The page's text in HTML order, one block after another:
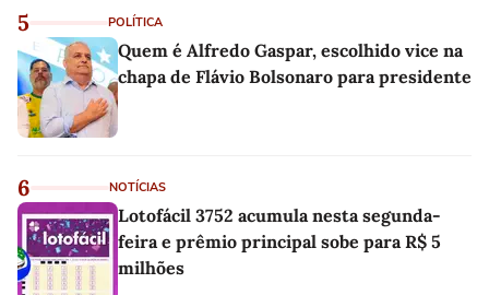
5 POLÍTICA
Quem é Alfredo Gaspar, escolhido vice na
chapa de Flávio Bolsonaro para presidente
6 NOTÍCIAS
Lotofácil 3752 acumula nesta segunda-
feira e prêmio principal sobe para R$ 5
milhões